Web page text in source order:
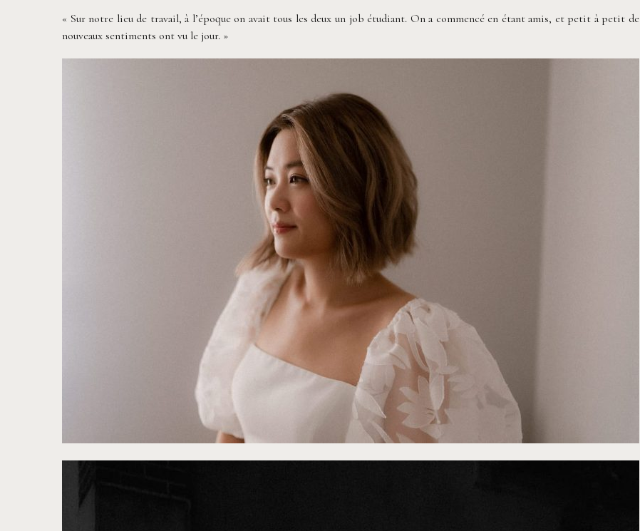
« Sur notre lieu de travail, à l’époque on avait tous les deux un job étudiant. On a commencé en étant amis, et petit à petit de
nouveaux sentiments ont vu le jour. »